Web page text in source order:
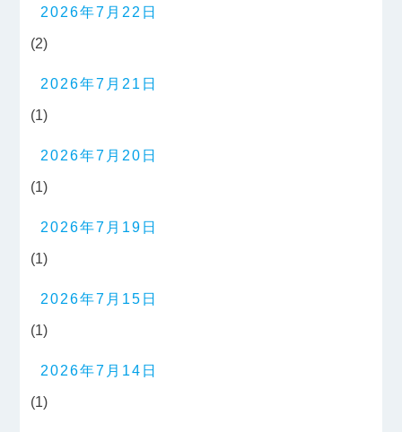
2026年7月22日
(2)
2026年7月21日
(1)
2026年7月20日
(1)
2026年7月19日
(1)
2026年7月15日
(1)
2026年7月14日
(1)